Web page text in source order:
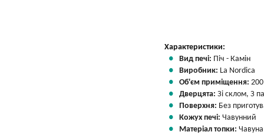
Характеристики:
Вид печі: Піч - Камін
Виробник: La Nordica
Об'єм приміщення:
Дверцята: Зі склом, З
Поверхня: Без
Кожух печі: Чавунний
Матеріал топки: Чавуна